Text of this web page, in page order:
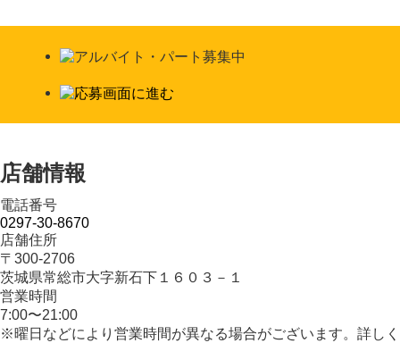
店舗情報
電話番号
0297-30-8670
店舗住所
〒300-2706
茨城県常総市大字新石下１６０３－１
営業時間
7:00〜21:00
※曜日などにより営業時間が異なる場合がございます。詳しく